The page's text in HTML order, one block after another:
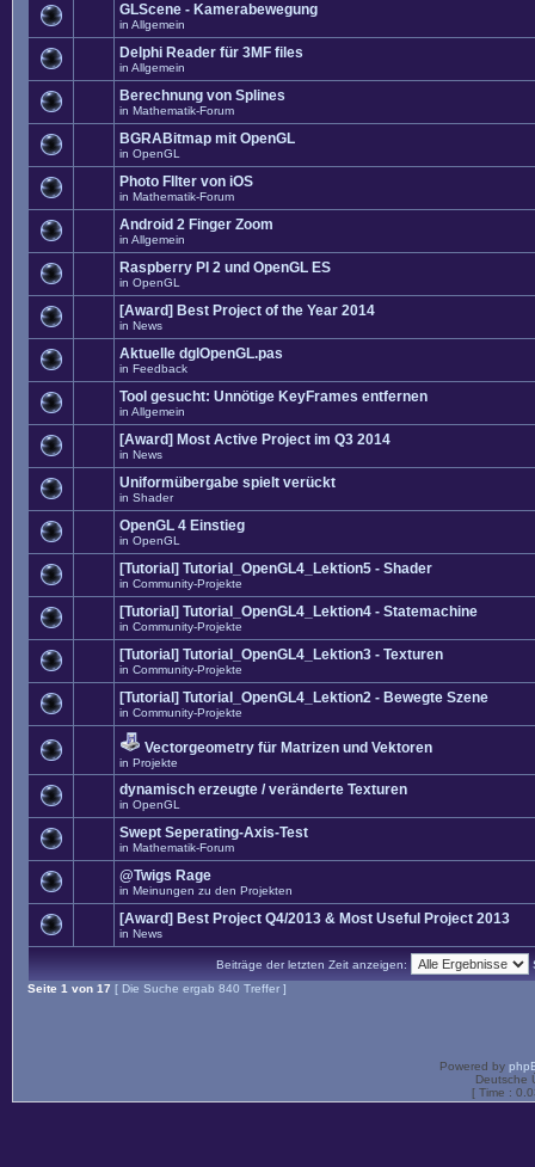
GLScene - Kamerabewegung
in Allgemein
Delphi Reader für 3MF files
in Allgemein
Berechnung von Splines
in Mathematik-Forum
BGRABitmap mit OpenGL
in OpenGL
Photo FIlter von iOS
in Mathematik-Forum
Android 2 Finger Zoom
in Allgemein
Raspberry PI 2 und OpenGL ES
in OpenGL
[Award] Best Project of the Year 2014
in News
Aktuelle dglOpenGL.pas
in Feedback
Tool gesucht: Unnötige KeyFrames entfernen
in Allgemein
[Award] Most Active Project im Q3 2014
in News
Uniformübergabe spielt verückt
in Shader
OpenGL 4 Einstieg
in OpenGL
[Tutorial] Tutorial_OpenGL4_Lektion5 - Shader
in Community-Projekte
[Tutorial] Tutorial_OpenGL4_Lektion4 - Statemachine
in Community-Projekte
[Tutorial] Tutorial_OpenGL4_Lektion3 - Texturen
in Community-Projekte
[Tutorial] Tutorial_OpenGL4_Lektion2 - Bewegte Szene
in Community-Projekte
Vectorgeometry für Matrizen und Vektoren
in Projekte
dynamisch erzeugte / veränderte Texturen
in OpenGL
Swept Seperating-Axis-Test
in Mathematik-Forum
@Twigs Rage
in Meinungen zu den Projekten
[Award] Best Project Q4/2013 & Most Useful Project 2013
in News
Beiträge der letzten Zeit anzeigen:
Seite 1 von 17 [ Die Suche ergab 840 Treffer ]
Powered by
Deutsche
[ Time :